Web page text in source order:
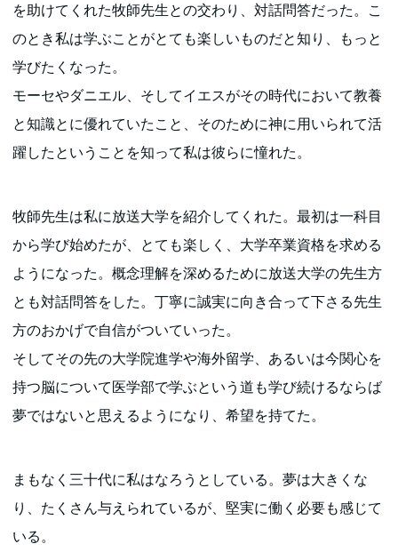
を助けてくれた牧師先生との交わり、対話問答だった。こ
のとき私は学ぶことがとても楽しいものだと知り、もっと
学びたくなった。
モーセやダニエル、そしてイエスがその時代において教養
と知識とに優れていたこと、そのために神に用いられて活
躍したということを知って私は彼らに憧れた。
牧師先生は私に放送大学を紹介してくれた。最初は一科目
から学び始めたが、とても楽しく、大学卒業資格を求める
ようになった。概念理解を深めるために放送大学の先生方
とも対話問答をした。丁寧に誠実に向き合って下さる先生
方のおかげで自信がついていった。
そしてその先の大学院進学や海外留学、あるいは今関心を
持つ脳について医学部で学ぶという道も学び続けるならば
夢ではないと思えるようになり、希望を持てた。
まもなく三十代に私はなろうとしている。夢は大きくな
り、たくさん与えられているが、堅実に働く必要も感じて
いる。